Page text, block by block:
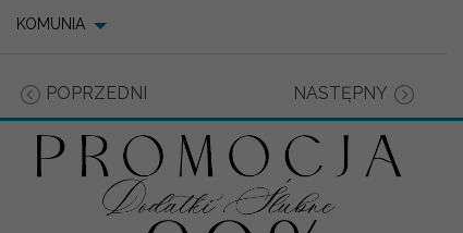
KOMUNIA
POPRZEDNI NASTĘPNY